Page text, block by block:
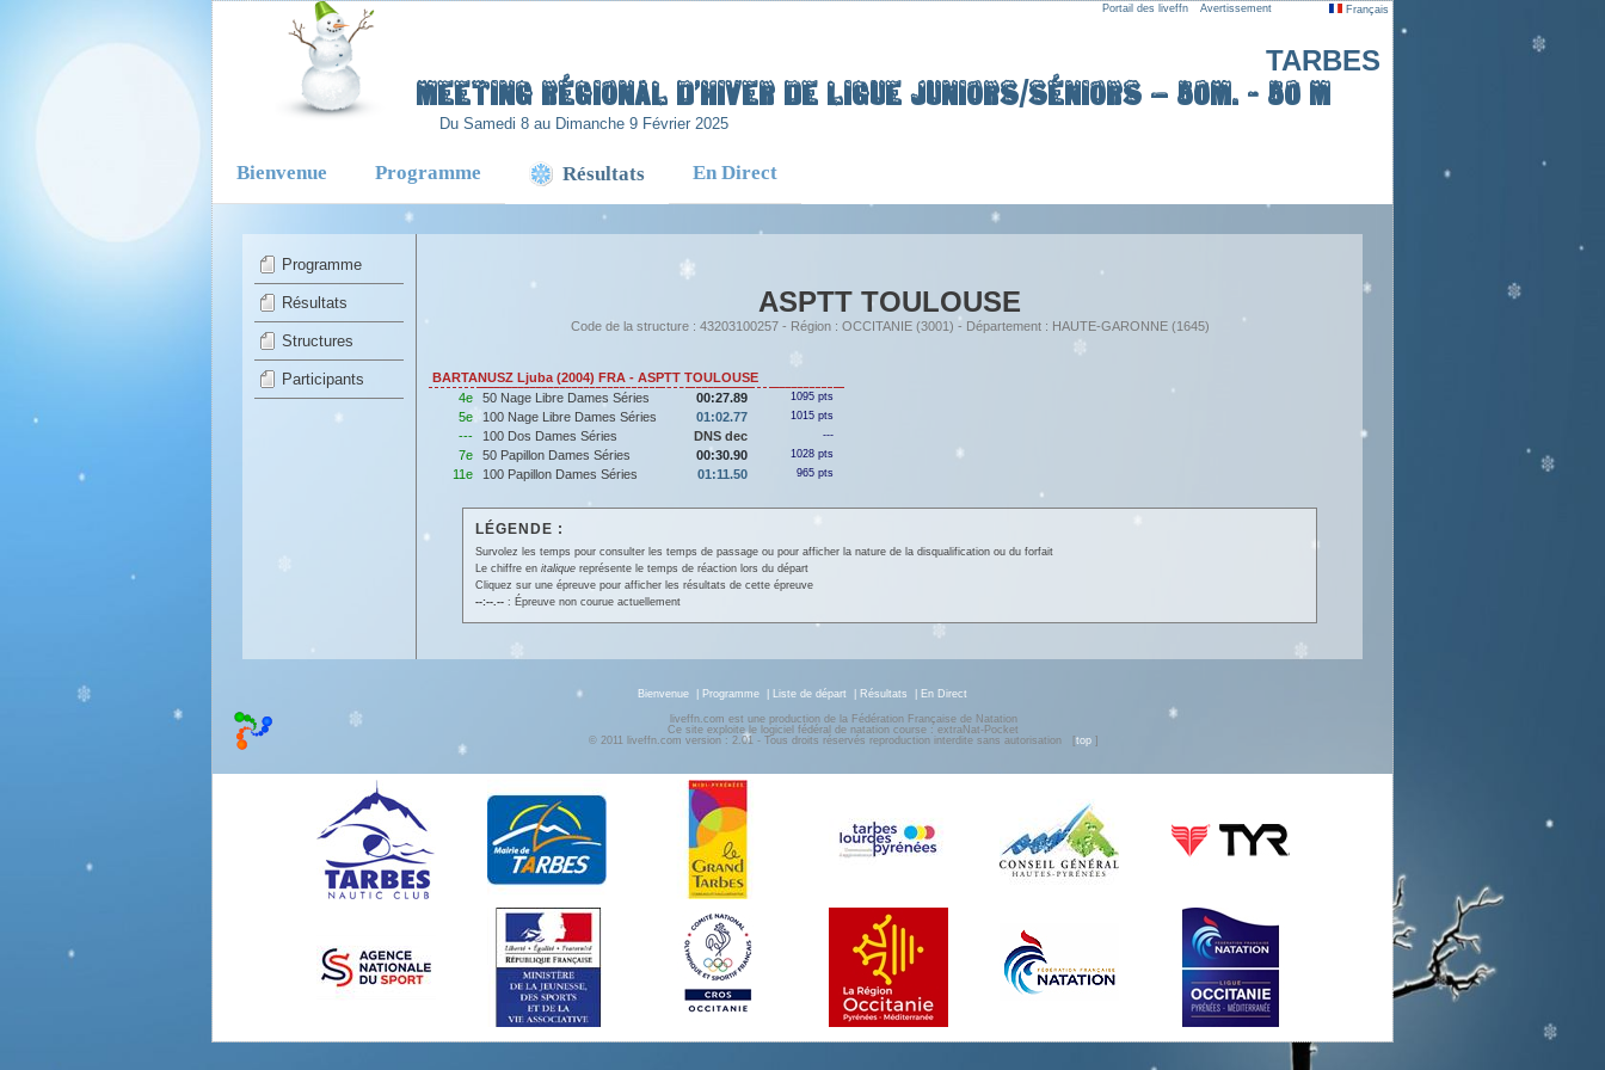
Portail des liveffn Avertissement Français
TARBES
Meeting Régional d’Hiver de Ligue Juniors/Séniors – 50m. - 50 m
Du Samedi 8 au Dimanche 9 Février 2025
Bienvenue Programme Résultats En Direct
Programme
Résultats
Structures
Participants
ASPTT TOULOUSE
Code de la structure : 43203100257 - Région : OCCITANIE (3001) - Département : HAUTE-GARONNE (1645)
BARTANUSZ Ljuba (2004) FRA - ASPTT TOULOUSE
4e
50 Nage Libre Dames Séries 00:27.89 1095 pts
5e 100 Nage Libre Dames Séries 01:02.77 1015 pts
--- 100 Dos Dames Séries DNS dec ---
7e 50 Papillon Dames Séries 00:30.90 1028 pts
11e 100 Papillon Dames Séries 01:11.50 965 pts
LÉGENDE :
Survolez les temps pour consulter les temps de passage ou pour afficher la nature de la disqualification ou du forfait
Le chiffre en italiquereprésente le temps de réaction lors du départ
Cliquez sur une épreuve pour afficher les résultats de cette épreuve
--:--.--: Épreuve non courue actuellement
Bienvenue Programme Liste de départ Résultats En Direct
liveffn.com est une production de la Fédération Française de Natation
Ce site exploite le logiciel fédéral de natation course : extraNat-Pocket
© 2011 liveffn.com version : 2.01 - Tous droits réservés reproduction interdite sans autorisation
top ]